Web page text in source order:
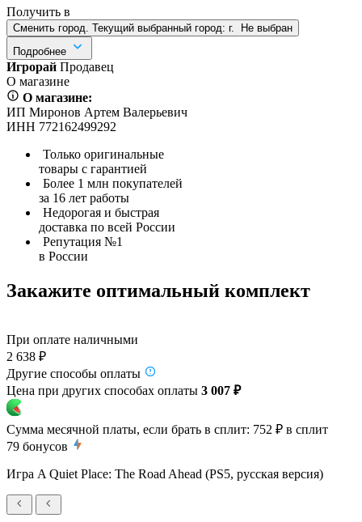
Получить в
Сменить город. Текущий выбранный город: г.
Не выбран
Подробнее
Игрорай Продавец
О магазине
О магазине:
ИП Миронов Артем Валерьевич
ИНН 772162499292
Только оригинальные
товары с гарантией
Более 1 млн покупателей
за 16 лет работы
Недорогая и быстрая
доставка по всей России
Репутация №1
в России
Закажите оптимальный комплект
При оплате наличными
2 638 ₽
Другие способы оплаты
Цена при других способах оплаты 3 007 ₽
Сумма месячной платы, если брать в сплит: 752 ₽ в сплит
79 бонусов
Игра A Quiet Place: The Road Ahead (PS5, русская версия)